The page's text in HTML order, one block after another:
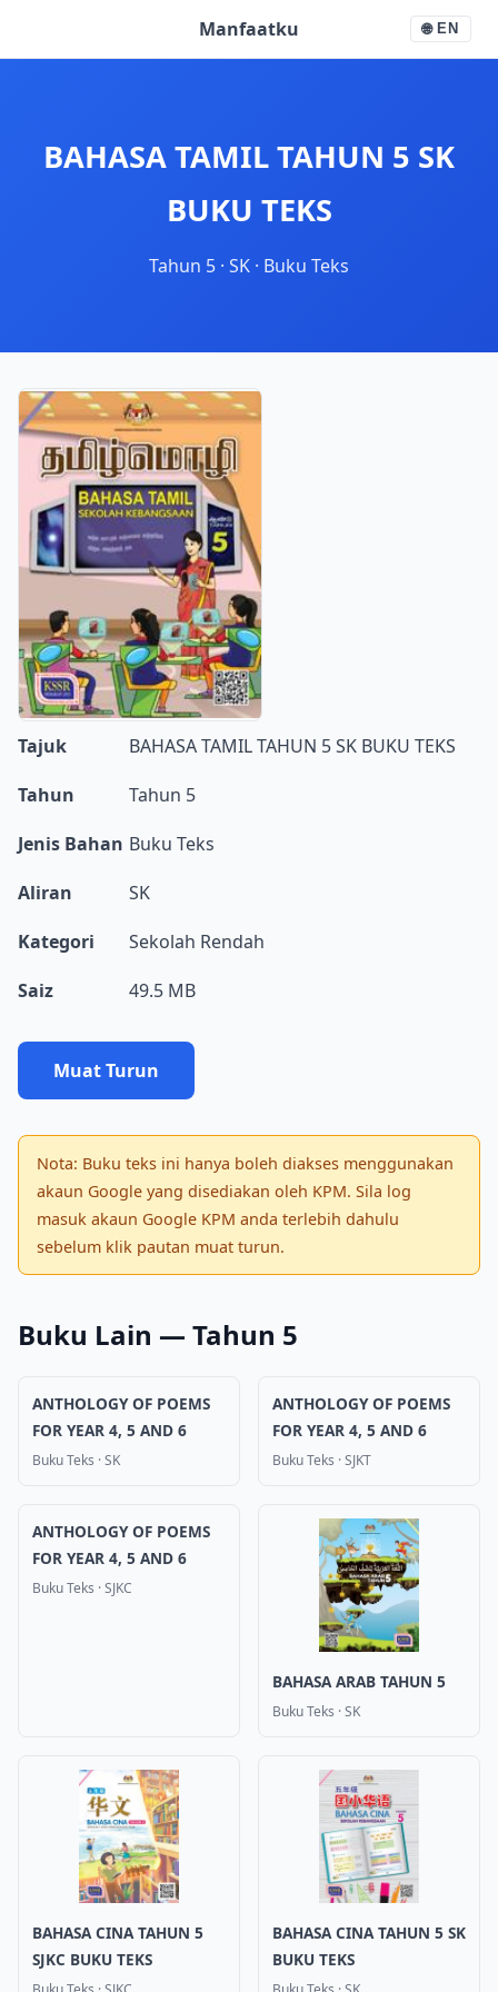
Manfaatku 🌐 EN
BAHASA TAMIL TAHUN 5 SK
BUKU TEKS
Tahun 5 · SK · Buku Teks
Tajuk
BAHASA TAMIL TAHUN 5 SK BUKU TEKS
Tahun
Tahun 5
Jenis Bahan Buku Teks
Aliran
SK
Kategori
Sekolah Rendah
Saiz
49.5 MB
Muat Turun
Nota: Buku teks ini hanya boleh diakses menggunakan
akaun Google yang disediakan oleh KPM. Sila log
masuk akaun Google KPM anda terlebih dahulu
sebelum klik pautan muat turun.
Buku Lain — Tahun 5
ANTHOLOGY OF POEMS
FOR YEAR 4, 5 AND 6
Buku Teks ·SK
ANTHOLOGY OF POEMS
FOR YEAR 4, 5 AND 6
Buku Teks ·SJKT
ANTHOLOGY OF POEMS
FOR YEAR 4, 5 AND 6
Buku Teks ·SJKC
BAHASA ARAB TAHUN 5
Buku Teks ·SK
BAHASA CINA TAHUN 5
SJKC BUKU TEKS
BAHASA CINA TAHUN 5 SK
BUKU TEKS